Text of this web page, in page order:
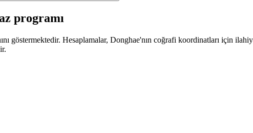
programı
göstermektedir. Hesaplamalar, Donghae'nın coğrafi koordinatları için